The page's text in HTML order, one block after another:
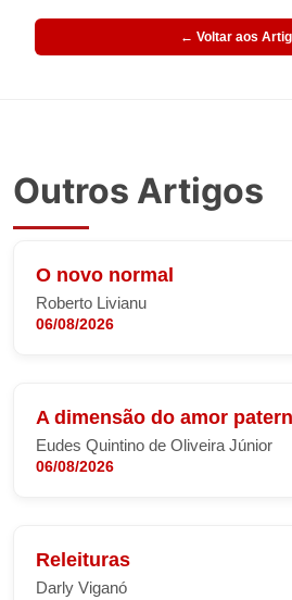
← Voltar aos
Outros Artigos
O novo normal
Roberto Livianu
06/08/2026
A dimensão do amor
Eudes Quintino de Oliveira Júnior
06/08/2026
Releituras
Darly Viganó